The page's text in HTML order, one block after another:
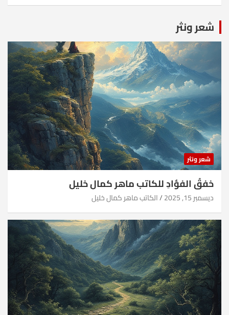
شعر ونثر
شعر ونثر
خفقُ الفؤادِ للكاتب ماهر كمال خليل
ديسمبر 15, 2025 الكاتب ماهر كمال خليل